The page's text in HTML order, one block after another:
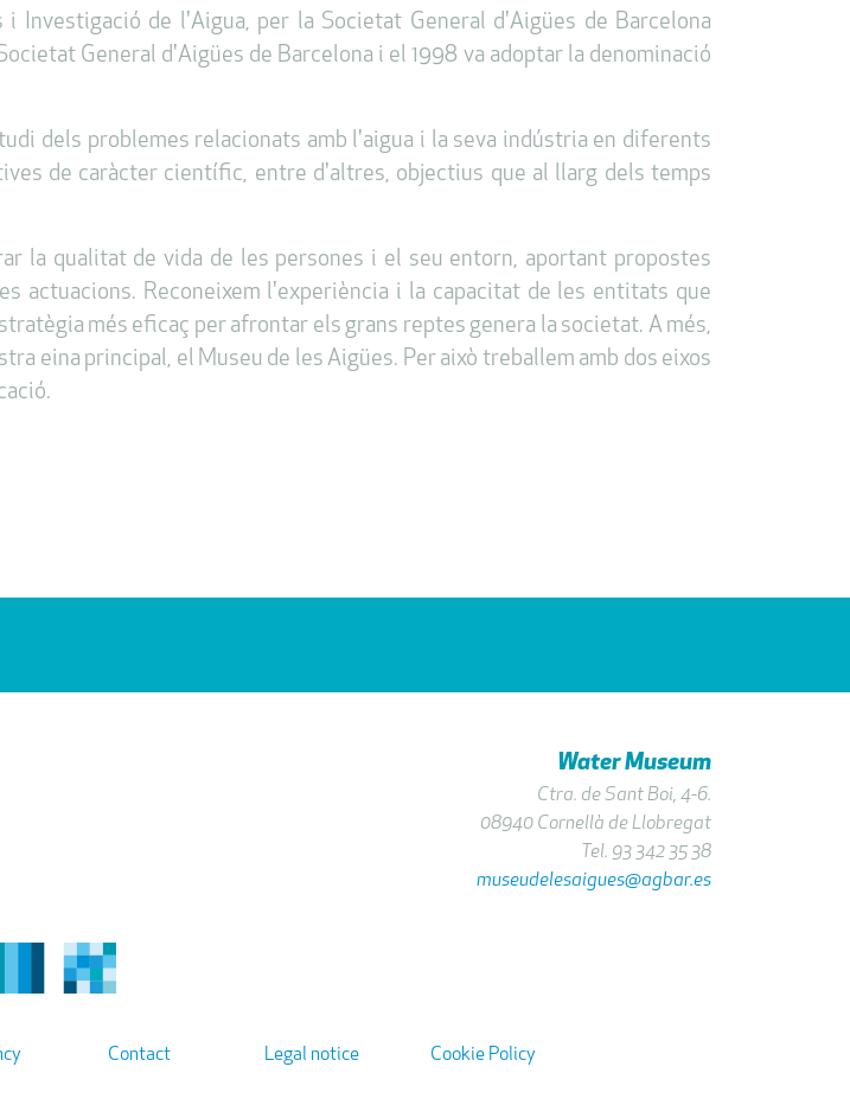
Investigació de l'Aigua, per la Societat General d'Aigües de Barcelona
General d'Aigües de Barcelona i el 1998 va adoptar la denominació
dels problemes relacionats amb l'aigua i la seva indústria en diferents
de caràcter científic, entre d'altres, objectius que al llarg dels temps
la qualitat de vida de les persones i el seu entorn, aportant propostes
actuacions. Reconeixem l'experiència i la capacitat de les entitats que
més eficaç per afrontar els grans reptes genera la societat. A més,
eina principal, el Museu de les Aigües. Per això treballem amb dos eixos
Water Museum
Ctra. de Sant Boi, 4-6.
08940 Cornellà de Llobregat
Tel. 93 342 35 38
museudelesaigues@agbar.es
Contact Legal notice Cookie Policy